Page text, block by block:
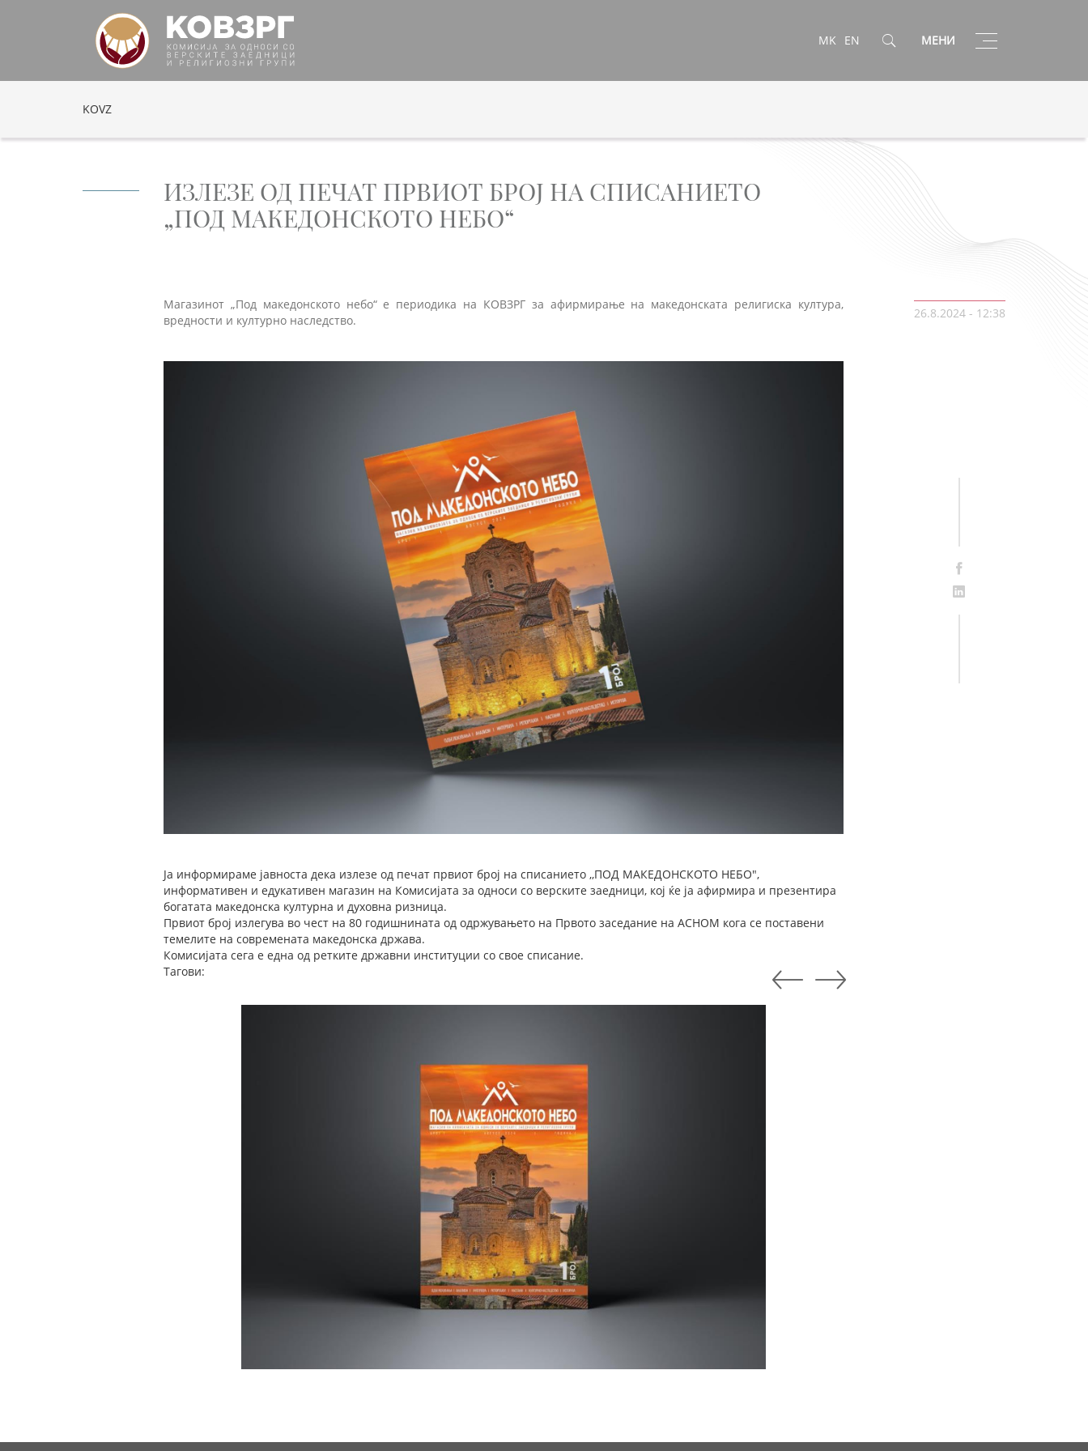
MK EN МЕНИ Toggle
navigation
KOVZ
ИЗЛЕЗЕ ОД ПЕЧАТ ПРВИОТ БРОЈ НА СПИСАНИЕТО
„ПОД МАКЕДОНСКОТО НЕБО“
Магазинот „Под македонското небо“ е периодика на КОВЗРГ за афирмирање на македонската религиска култура,
вредности и културно наследство.
Ја информираме јавноста дека излезе од печат првиот број на списанието ,,ПОД МАКЕДОНСКОТО НЕБО",
информативен и едукативен магазин на Комисијата за односи со верските заедници, кој ќе ја афирмира и презентира
богатата македонска културна и духовна ризница.
Првиот број излегува во чест на 80 годишнината од одржувањето на Првото заседание на АСНОМ кога се поставени
темелите на современата македонска држава.
Комисијата сега е една од ретките државни институции со свое списание.
Тагови:
26.8.2024 - 12:38